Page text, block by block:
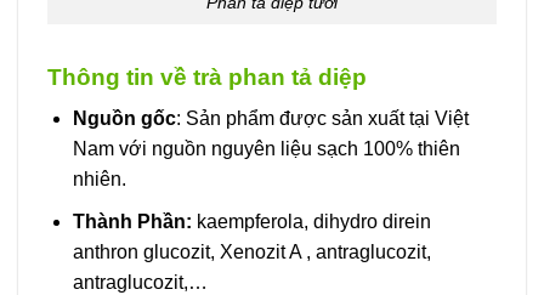
Thông tin về trà phan tả diệp
Nguồn gốc: Sản phẩm được sản xuất tại Việt
Nam với nguồn nguyên liệu sạch 100% thiên
nhiên.
Thành Phần: kaempferola, dihydro direin
anthron glucozit, Xenozit A , antraglucozit,
antraglucozit,…